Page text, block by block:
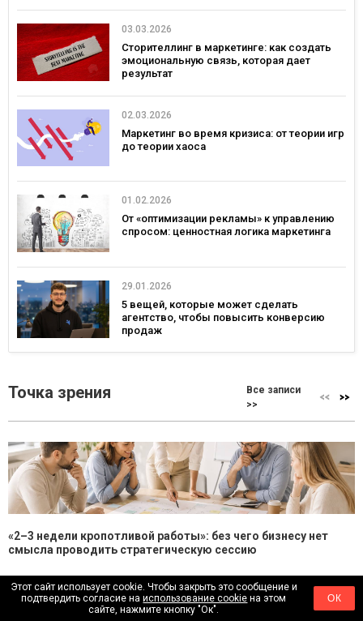
03.03.2026
Сторителлинг в маркетинге: как создать
эмоциональную связь, которая дает
результат
02.03.2026
Маркетинг во время кризиса: от теории игр
до теории хаоса
01.02.2026
От «оптимизации рекламы» к управлению
спросом: ценностная логика маркетинга
29.01.2026
5 вещей, которые может сделать
агентство, чтобы повысить конверсию
продаж
Точка зрения
Все записи
>>
«2–3 недели кропотливой работы»: без чего бизнесу нет
смысла проводить стратегическую сессию
Стратегические сессии для бизнеса можно условно разделить на 3
типа: неудачная, сбалансированная и трансформационная. Неудачная
— это «рефлексия под канапе»...
Этот сайт использует cookie. Чтобы закрыть это сообщение и
подтвердить согласие наиспользование cookie на этом
сайте, нажмите кнопку "Ок".
ОК